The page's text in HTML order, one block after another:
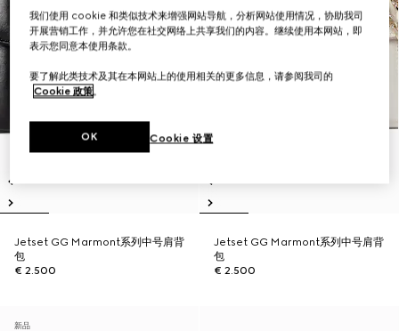
Jetset GG Marmont系列中号肩背
包
€ 2.500
Jetset GG Marmont系列中号肩背
包
€ 2.500
新品
我们使用 cookie 和类似技术来增强网站导航，分析网站使用情况，协助我司
开展营销工作，并允许您在社交网络上共享我们的内容。继续使用本网站，即
表示您同意本使用条款。
要了解此类技术及其在本网站上的使用相关的更多信息，请参阅我司的
Cookie 政策。
Cookie 设置
OK